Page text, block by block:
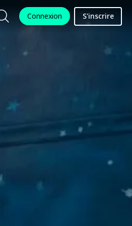
Connexion S'inscrire